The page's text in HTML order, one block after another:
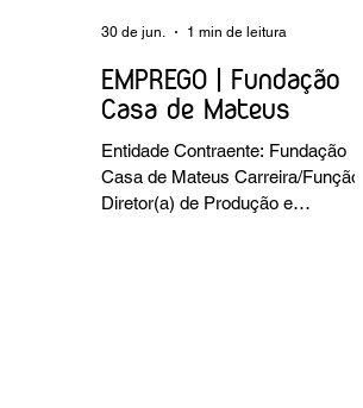
EMPREGO | Fundação
Casa de Mateus
Entidade Contraente: Fundação
Casa de Mateus Carreira/Função:
Diretor(a) de Produção e
30 de jun. 1 min de leitura